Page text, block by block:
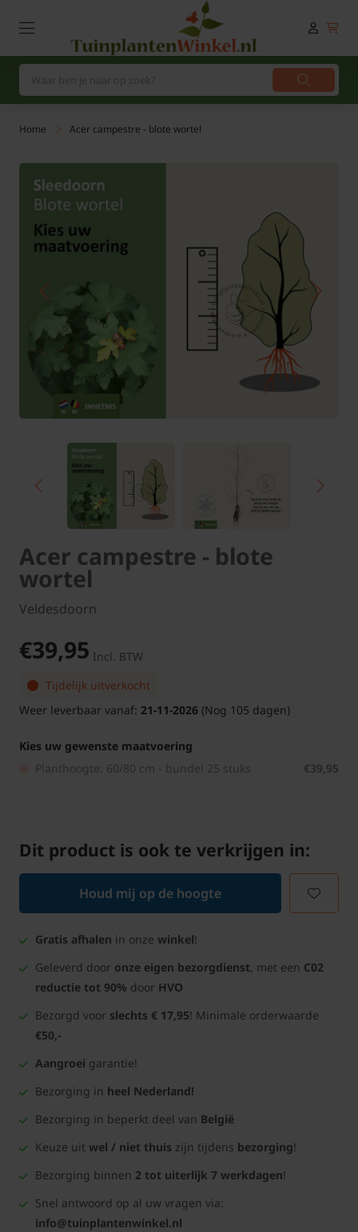
Home Acer campestre - blote wortel
Acer campestre - blote
wortel
Veldesdoorn
€39,95 Incl. BTW
Tijdelijk uitverkocht
Weer leverbaar vanaf: 21-11-2026 (Nog 105 dagen)
Kies uw gewenste maatvoering
Planthoogte: 60/80 cm - bundel 25 stuks
€39,95
Dit product is ook te verkrijgen in:
Houd mij op de hoogte
Gratis afhalen in onze winkel!
Geleverd door onze eigen bezorgdienst, met een C02
reductie tot 90% door HVO
Bezorgd voor slechts € 17,95! Minimale orderwaarde
€50,-
Aangroei garantie!
Bezorging in heel Nederland!
Bezorging in beperkt deel van België
Keuze uit wel / niet thuis zijn tijdens bezorging!
Bezorging binnen 2 tot uiterlijk 7 werkdagen!
Snel antwoord op al uw vragen via:
info@tuinplantenwinkel.nl